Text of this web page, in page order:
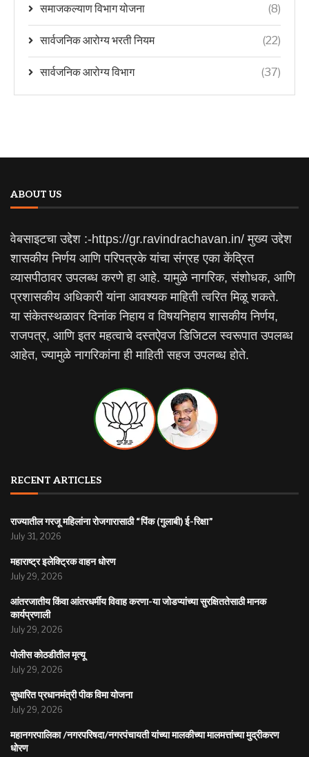
समाजकल्याण विभाग योजना (8)
सार्वजनिक आरोग्य भरती नियम (22)
सार्वजनिक आरोग्य विभाग (37)
ABOUT US
वेबसाइटचा उद्देश :-https://gr.ravindrachavan.in/ मुख्य उद्देश
शासकीय निर्णय आणि परिपत्रके यांचा संग्रह एका केंद्रित
व्यासपीठावर उपलब्ध करणे हा आहे. यामुळे नागरिक, संशोधक, आणि
प्रशासकीय अधिकारी यांना आवश्यक माहिती त्वरित मिळू शकते.
या संकेतस्थळावर दिनांक निहाय व विषयनिहाय शासकीय निर्णय,
राजपत्र, आणि इतर महत्वाचे दस्तऐवज डिजिटल स्वरूपात उपलब्ध
आहेत, ज्यामुळे नागरिकांना ही माहिती सहज उपलब्ध होते.
RECENT ARTICLES
राज्यातील गरजू महिलांना रोजगारासाठी “पिंक (गुलाबी) ई-रिक्षा”
July 31, 2026
महाराष्ट्र इलेक्ट्रिक वाहन धोरण
July 29, 2026
आंतरजातीय किंवा आंतरधर्मीय विवाह करणा-या जोडप्यांच्या सुरक्षिततेसाठी मानक
कार्यप्रणाली
July 29, 2026
पोलीस कोठडीतील मृत्यू
July 29, 2026
सुधारित प्रधानमंत्री पीक विमा योजना
July 29, 2026
महानगरपालिका /नगरपरिषदा/नगरपंचायती यांच्या मालकीच्या मालमत्तांच्या मुद्रीकरण
धोरण